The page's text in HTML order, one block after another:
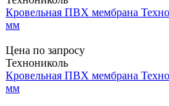
Кровельная ПВХ мембрана
мм
Цена по запросу
Технониколь
Кровельная ПВХ мембрана
мм